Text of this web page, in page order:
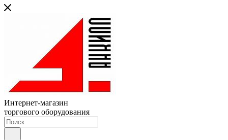
Интернет-магазин
торгового оборудования